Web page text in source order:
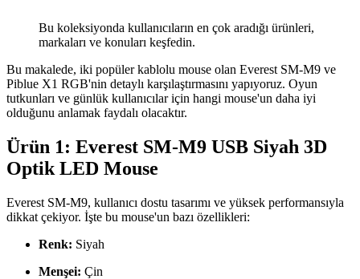
Bu koleksiyonda kullanıcıların en çok aradığı ürünleri,
markaları ve konuları keşfedin.
Bu makalede, iki popüler kablolu mouse olan Everest SM-M9 ve
Piblue X1 RGB'nin detaylı karşılaştırmasını yapıyoruz. Oyun
tutkunları ve günlük kullanıcılar için hangi mouse'un daha iyi
olduğunu anlamak faydalı olacaktır.
Ürün 1: Everest SM-M9 USB Siyah 3D
Optik LED Mouse
Everest SM-M9, kullanıcı dostu tasarımı ve yüksek performansıyla
dikkat çekiyor. İşte bu mouse'un bazı özellikleri:
Renk: Siyah
Menşei: Çin